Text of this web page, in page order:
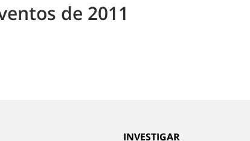
de 2011
INVESTIGAR